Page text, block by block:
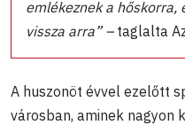
emlékeznek a hőskorra,
vissza arra” – taglalta
A huszonöt évvel ezelőtt
városban, aminek nagyon